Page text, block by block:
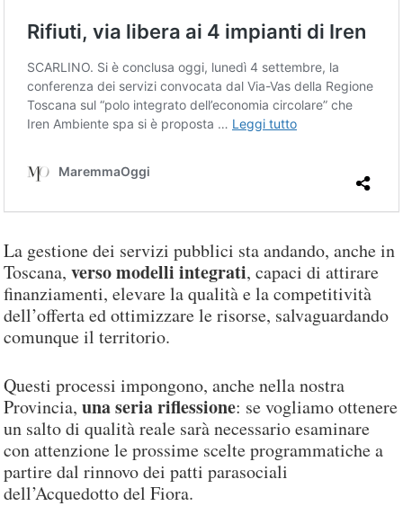
La gestione dei servizi pubblici sta andando, anche in
Toscana, verso modelli integrati, capaci di attirare
finanziamenti, elevare la qualità e la competitività
dell’offerta ed ottimizzare le risorse, salvaguardando
comunque il territorio.
Questi processi impongono, anche nella nostra
Provincia, una seria riflessione: se vogliamo ottenere
un salto di qualità reale sarà necessario esaminare
con attenzione le prossime scelte programmatiche a
partire dal rinnovo dei patti parasociali
dell’Acquedotto del Fiora.